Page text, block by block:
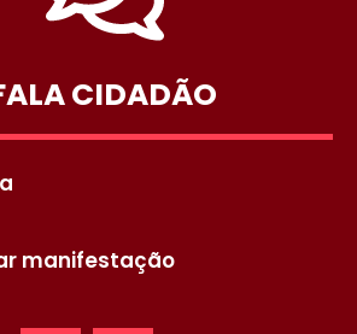
CIDADÃO
manifestação